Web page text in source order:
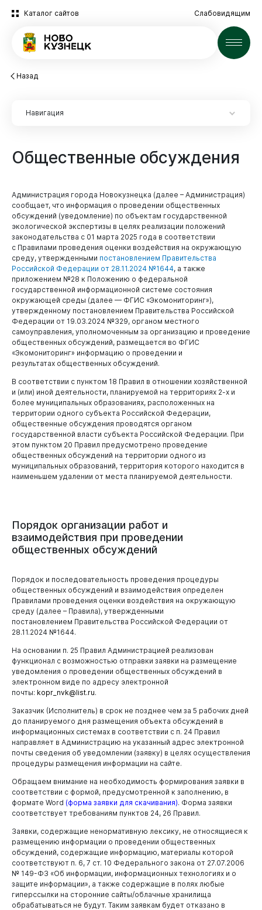
Каталог сайтов Слабовидящим
Новости
Новокузнецк
Горожанам
Назад
Навигация
Опека и попечительство
Опека и попечительство
Нормативно-правовые акты
Экология
Общественный экологический Совет
Уборка и вывоз снега
Прогноз погоды
Общественные обсуждения
Информация от Южно-Сибирского межрегионального
управления Росприроднадзора
Информация о пунктах приема отработанных
ртутьсодержащих ламп
Жилищно-коммунальное хозяйство
Жилищно-коммунальное хозяйство
График проведения гидравлических испытаний
тепловых сетей
Газоснабжение
Обращение с ТКО
Транспорт
Документы
Ремонт дорог и гарантийные обязательства
Оперштаб по транспорту
Уведомления о брошенных транспортных средствах
Информация о перемещенных транспортных
Комитет по управлению муниципальным имуществом
города Новокузнецка
Управление по учету и приватизации жилых помещений
администрации города Новокузнецка
Управление дорожно-коммунального хозяйства и
благоустройства
Управление культуры и молодежной политики
администрации города Новокузнецка
Комитет социальной защиты администрации города
Новокузнецка
Комитет Жилищно-коммунального хозяйства
Администрации города Новокузнецка и МБУ
"Дирекция ЖКХ"
Комитет градостроительства и архитектуры
Отдел по труду администрации города Новокузнецка
Комитет образования и науки администрации города
Управление потребительского рынка и развития
предпринимательства
Администрация Центрального района
Администрация Кузнецкого района
Муниципальная служба
Муниципальная служба
Порядок проведения конкурсов
Кадровый резерв
Безопасность
Безопасность
Водные объекты
Памятки по паводку
Выборы
Выборы
Выборы депутатов Новокузнецкого городского
Совета народных депутатов седьмого созыва
Общественные обсуждения
Администрация города Новокузнецка (далее – Администрация)
сообщает, что информация о проведении общественных
обсуждений (уведомление) по объектам государственной
экологической экспертизы в целях реализации положений
законодательства с 01 марта 2025 года в соответствии
с Правилами проведения оценки воздействия на окружающую
среду, утвержденными постановлением Правительства
Российской Федерации от 28.11.2024 №1644, а также
приложением №28 к Положению о федеральной
государственной информационной системе состояния
окружающей среды (далее — ФГИС «Экомониторинг»),
утвержденному постановлением Правительства Российской
Федерации от 19.03.2024 №329, органом местного
самоуправления, уполномоченным за организацию и проведение
общественных обсуждений, размещается во ФГИС
«Экомониторинг» информацию о проведении и
результатах общественных обсуждений.
В соответствии с пунктом 18 Правил в отношении хозяйственной
и (или) иной деятельности, планируемой на территориях 2-х и
более муниципальных образованиях, расположенных на
территории одного субъекта Российской Федерации,
общественные обсуждения проводятся органом
государственной власти субъекта Российской Федерации. При
этом пунктом 20 Правил предусмотрено проведение
общественных обсуждений на территории одного из
муниципальных образований, территория которого находится в
наименьшем удалении от места планируемой деятельности.
Порядок организации работ и
взаимодействия при проведении
общественных обсуждений
Порядок и последовательность проведения процедуры
общественных обсуждений и взаимодействия определен
Правилами проведения оценки воздействия на окружающую
среду (далее – Правила), утвержденными
постановлением Правительства Российской Федерации от
28.11.2024 №1644.
На основании п. 25 Правил Администрацией реализован
функционал с возможностью отправки заявки на размещение
уведомления о проведении общественных обсуждений в
электронном виде по адресу электронной
почты: kopr_nvk@list.ru.
Заказчик (Исполнитель) в срок не позднее чем за 5 рабочих дней
до планируемого дня размещения объекта обсуждений в
информационных системах в соответствии с п. 24 Правил
направляет в Администрацию на указанный адрес электронной
почты сведения об уведомлении (заявку) в целях осуществления
процедуры размещения информации на сайте.
Обращаем внимание на необходимость формирования заявки в
соответствии с формой, предусмотренной к заполнению, в
формате Word (форма заявки для скачивания). Форма заявки
соответствует требованиям пунктов 24, 26 Правил.
Заявки, содержащие ненормативную лексику, не относящиеся к
размещению информации о проведении общественных
обсуждений, содержащие информацию, материалы которой
соответствуют п. 6, 7 ст. 10 Федерального закона от 27.07.2006
№ 149-ФЗ «Об информации, информационных технологиях и о
защите информации», а также содержащие в полях любые
гиперссылки на сторонние сайты/облачные хранилища
обрабатываться не будут. Таким заявкам будет отказано в